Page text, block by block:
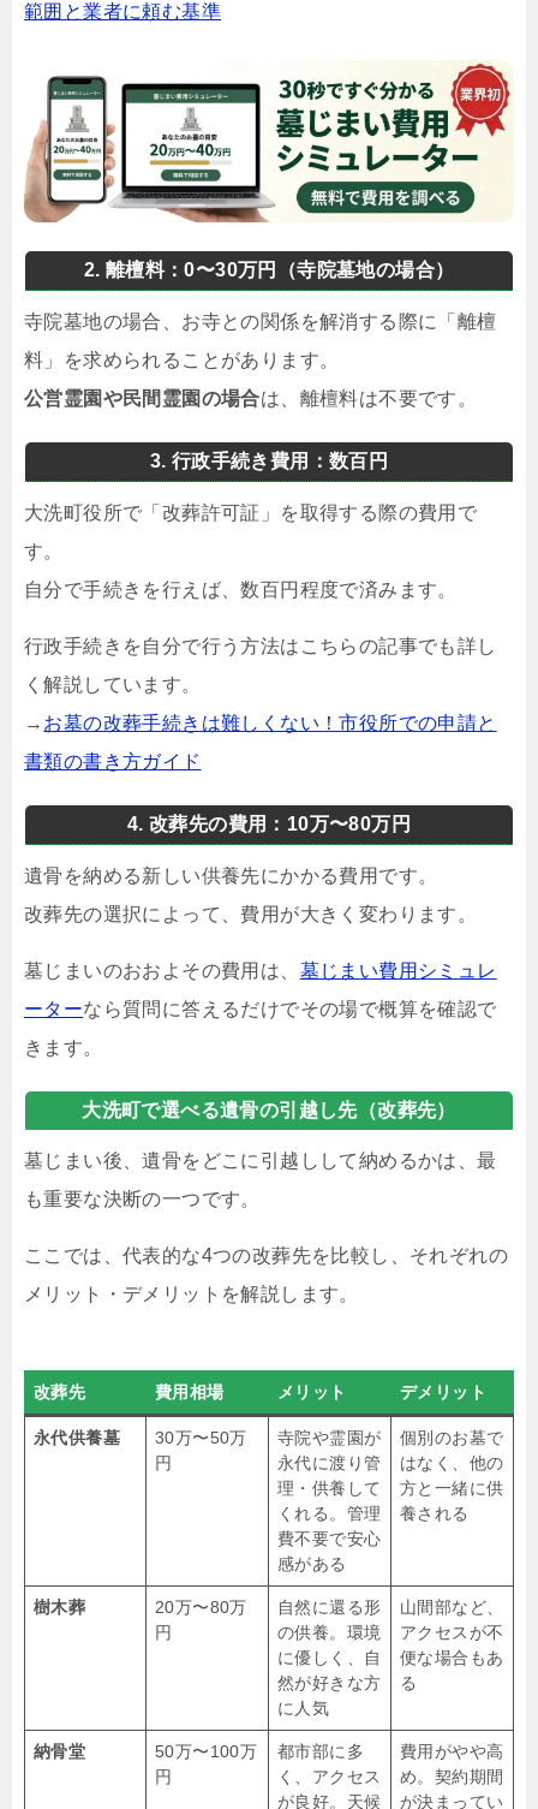
範囲と業者に頼む基準
2. 離檀料：0〜30万円（寺院墓地の場合）
寺院墓地の場合、お寺との関係を解消する際に「離檀
料」を求められることがあります。
公営霊園や民間霊園の場合は、離檀料は不要です。
3. 行政手続き費用：数百円
大洗町役所で「改葬許可証」を取得する際の費用で
す。
自分で手続きを行えば、数百円程度で済みます。
行政手続きを自分で行う方法はこちらの記事でも詳し
く解説しています。
→ お墓の改葬手続きは難しくない！市役所での申請と
書類の書き方ガイド
4. 改葬先の費用：10万〜80万円
遺骨を納める新しい供養先にかかる費用です。
改葬先の選択によって、費用が大きく変わります。
墓じまいのおおよその費用は、 墓じまい費用シミュレ
ーターなら質問に答えるだけでその場で概算を確認で
きます。
大洗町で選べる遺骨の引越し先（改葬先）
墓じまい後、遺骨をどこに引越しして納めるかは、最
も重要な決断の一つです。
ここでは、代表的な4つの改葬先を比較し、それぞれの
メリット・デメリットを解説します。
改葬先 費用相場 メリット デメリット
永代供養墓
30万〜50万
円
寺院や霊園が
永代に渡り管
理・供養して
くれる。管理
費不要で安心
感がある
個別のお墓で
はなく、他の
方と一緒に供
養される
樹木葬
20万〜80万
円
自然に還る形
の供養。環境
に優しく、自
然が好きな方
に人気
山間部など、
アクセスが不
便な場合もあ
る
納骨堂
50万〜100万
円
都市部に多
く、アクセス
が良好。天候
費用がやや高
め。契約期間
が決まってい